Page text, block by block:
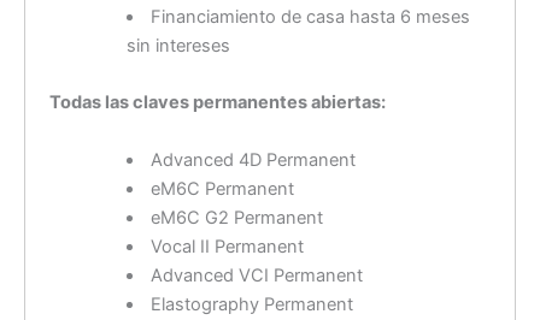
Financiamiento de casa hasta 6 meses
sin intereses
Todas las claves permanentes abiertas:
Advanced 4D Permanent
eM6C Permanent
eM6C G2 Permanent
Vocal II Permanent
Advanced VCI Permanent
Elastography Permanent